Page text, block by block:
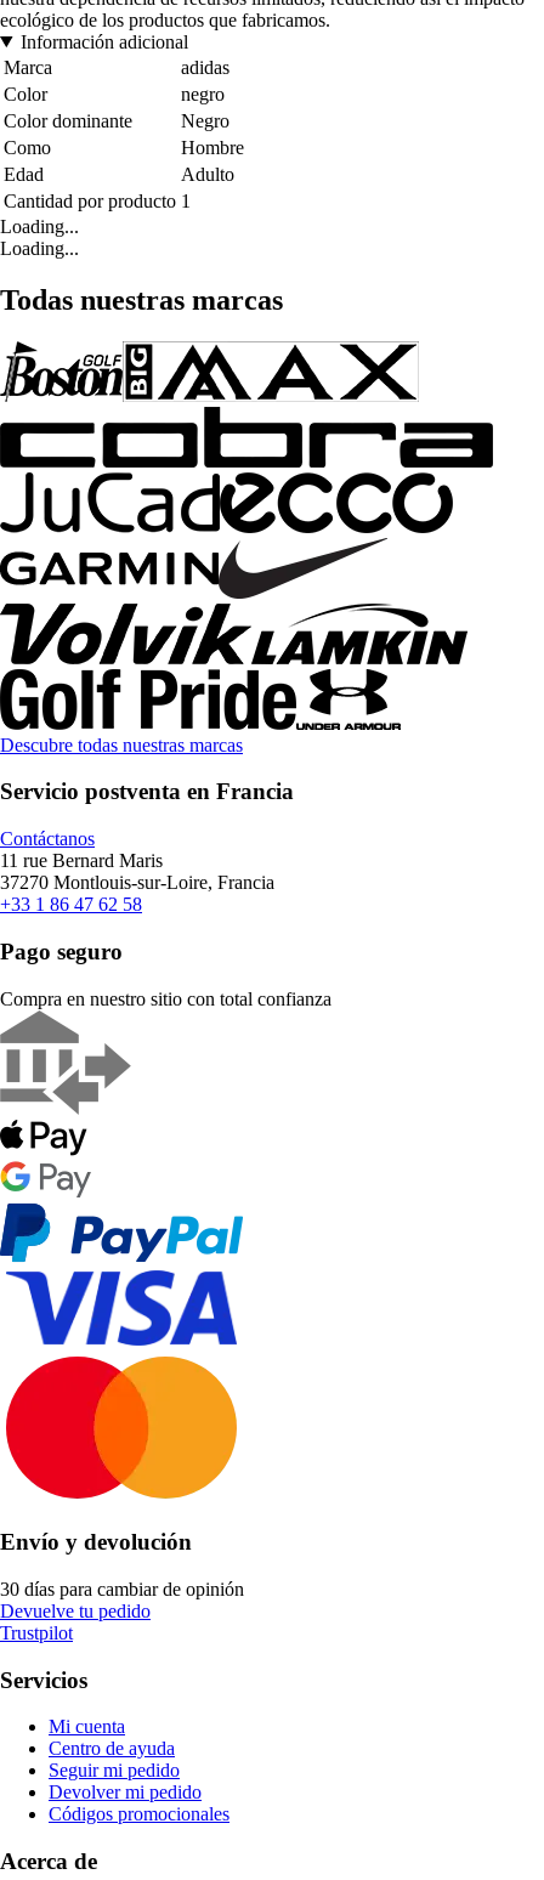
ecológico de los productos que fabricamos.
Información adicional
Marca
adidas
Color
negro
Color dominante
Negro
Como
Hombre
Edad
Adulto
Cantidad por producto 1
Loading...
Loading...
Todas nuestras marcas
Descubre todas nuestras marcas
Servicio postventa en Francia
Contáctanos
11 rue Bernard Maris
37270 Montlouis-sur-Loire, Francia
+33 1 86 47 62 58
Pago seguro
Compra en nuestro sitio con total confianza
Envío y devolución
30 días para cambiar de opinión
Devuelve tu pedido
Trustpilot
Servicios
Mi cuenta
Centro de ayuda
Seguir mi pedido
Devolver mi pedido
Códigos promocionales
Acerca de